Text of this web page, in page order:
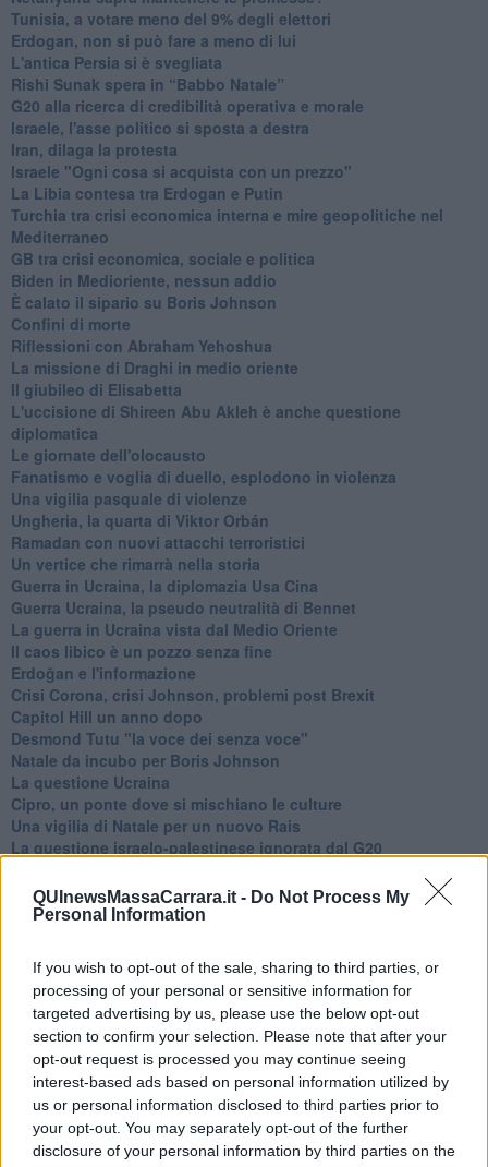
QUInewsMassaCarrara.it - Do Not Process My
Personal Information
If you wish to opt-out of the sale, sharing to third parties, or
processing of your personal or sensitive information for
targeted advertising by us, please use the below opt-out
section to confirm your selection. Please note that after your
opt-out request is processed you may continue seeing
interest-based ads based on personal information utilized by
us or personal information disclosed to third parties prior to
your opt-out. You may separately opt-out of the further
disclosure of your personal information by third parties on the
Tunisia, a votare meno del 9% degli elettori
Erdogan, non si può fare a meno di lui
L'antica Persia si è svegliata
Rishi Sunak spera in “Babbo Natale”
G20 alla ricerca di credibilità operativa e morale
Israele, l'asse politico si sposta a destra
Iran, dilaga la protesta
Israele "Ogni cosa si acquista con un prezzo"
La Libia contesa tra Erdogan e Putin
Turchia tra crisi economica interna e mire geopolitiche nel
Mediterraneo
GB tra crisi economica, sociale e politica
Biden in Medioriente, nessun addio
È calato il sipario su Boris Johnson
Confini di morte
Riflessioni con Abraham Yehoshua
La missione di Draghi in medio oriente
Il giubileo di Elisabetta
L'uccisione di Shireen Abu Akleh è anche questione
diplomatica
Le giornate dell'olocausto
Fanatismo e voglia di duello, esplodono in violenza
Una vigilia pasquale di violenze
Ungheria, la quarta di Viktor Orbán
Ramadan con nuovi attacchi terroristici
Un vertice che rimarrà nella storia
Guerra in Ucraina, la diplomazia Usa Cina
Guerra Ucraina, la pseudo neutralità di Bennet
La guerra in Ucraina vista dal Medio Oriente
​Il caos libico è un pozzo senza fine
Erdoğan e l'informazione
Crisi Corona, crisi Johnson, problemi post Brexit
Capitol Hill un anno dopo
Desmond Tutu "la voce dei senza voce"
Natale da incubo per Boris Johnson
La questione Ucraina
Cipro, un ponte dove si mischiano le culture
Una vigilia di Natale per un nuovo Rais
La questione israelo-palestinese ignorata dal G20
Libano, collasso economico e guerra civile
Johnson, da Trump a Biden alla Brexit
Papa Bergoglio vedrà Viktor Orbán
Bennet, un giorno in attesa di Biden
Il ritorno dei talebani
​La lenta agonia del Libano
Sudafrica, è allarme alimentare
Usa di nuovo al centro della geopolitica internazionale
L’appuntamento di Israele con il cambiamento
La farsa delle elezioni in Siria
In Medioriente non ci sono favole, solo realtà